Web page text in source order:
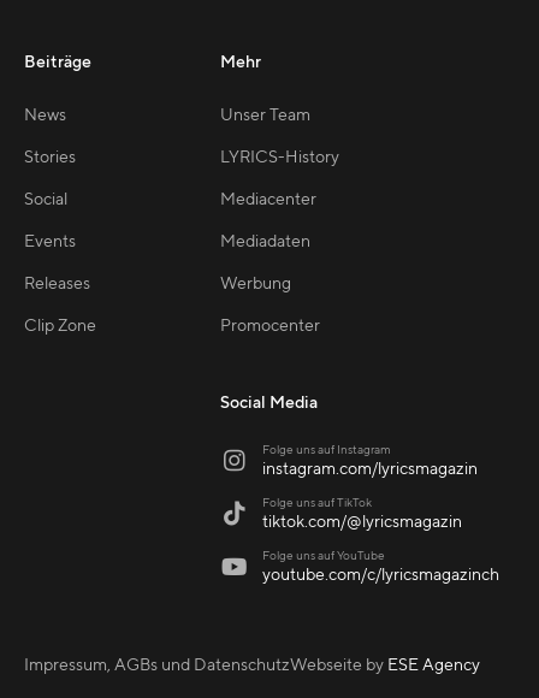
Beiträge
News
Stories
Social
Events
Releases
Clip Zone
Mehr
Unser Team
LYRICS-History
Mediacenter
Mediadaten
Werbung
Promocenter
Social Media
 Folge uns auf Instagram
instagram.com/lyricsmagazin
 Folge uns auf TikTok
tiktok.com/@lyricsmagazin
 Folge uns auf YouTube
youtube.com/c/lyricsmagazinch
Impressum, AGBs und DatenschutzWebseite by ESE Agency